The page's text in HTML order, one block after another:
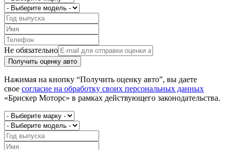
Не обязательно
Получить оценку авто
Нажимая на кнопку “Получить оценку авто”, вы даете
свое согласие на обработку своих персональных данных
«Брискер Моторс» в рамках действующего законодательства.